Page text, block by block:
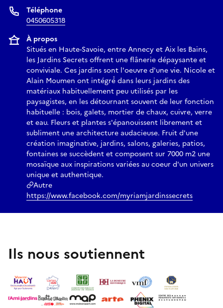
Téléphone
0450605318
À propos
Situés en Haute-Savoie, entre Annecy et Aix les Bains,
les Jardins Secrets offrent une flânerie dépaysante et
conviviale. Ces jardins sont l'oeuvre d'une vie. Nicole et
Alain Moumen ont intégré́ dans leurs jardins des
matériaux habituellement peu utilisés par les
paysagistes, en les détournant souvent de leur fonction
habituelle : bois, galets, mortier de chaux, cuivre, verre
et eau. Fleurs et plantes s'épanouissent librement et
subliment une architecture audacieuse. Fruit d'une
création imaginative, jardins, salons, galeries, patios,
fontaines se succèdent et composent sur 7000 m2 une
mosaïque aux inspirations variées au coeur d'un univers
unique et authentique.
Autre
https://www.facebook.com/myriamjardinssecrets
Ils nous soutiennent